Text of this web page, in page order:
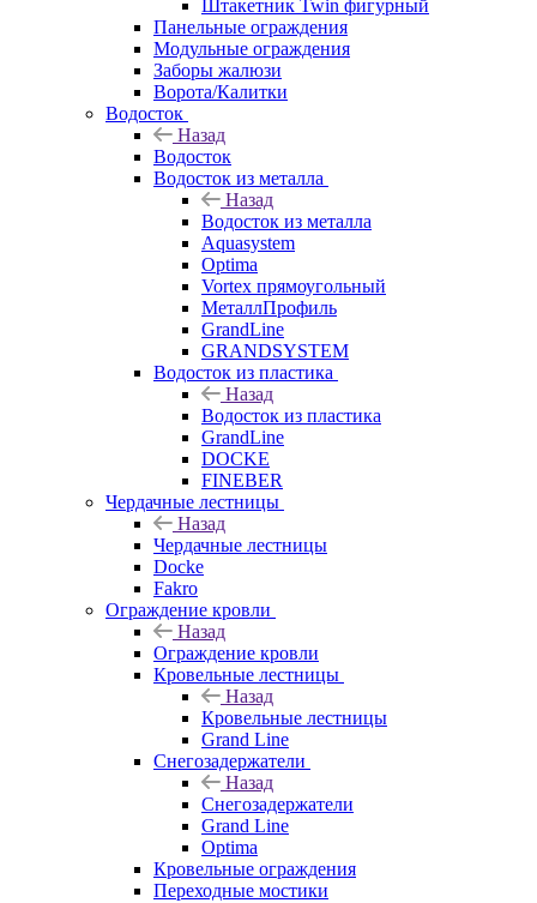
Штакетник Twin фигурный
Панельные ограждения
Модульные ограждения
Заборы жалюзи
Ворота/Калитки
Водосток
Назад
Водосток
Водосток из металла
Назад
Водосток из металла
Aquasystem
Optima
Vortex прямоугольный
МеталлПрофиль
GrandLine
GRANDSYSTEM
Водосток из пластика
Назад
Водосток из пластика
GrandLine
DOCKE
FINEBER
Чердачные лестницы
Назад
Чердачные лестницы
Docke
Fakro
Ограждение кровли
Назад
Ограждение кровли
Кровельные лестницы
Назад
Кровельные лестницы
Grand Line
Снегозадержатели
Назад
Снегозадержатели
Grand Line
Optima
Кровельные ограждения
Переходные мостики